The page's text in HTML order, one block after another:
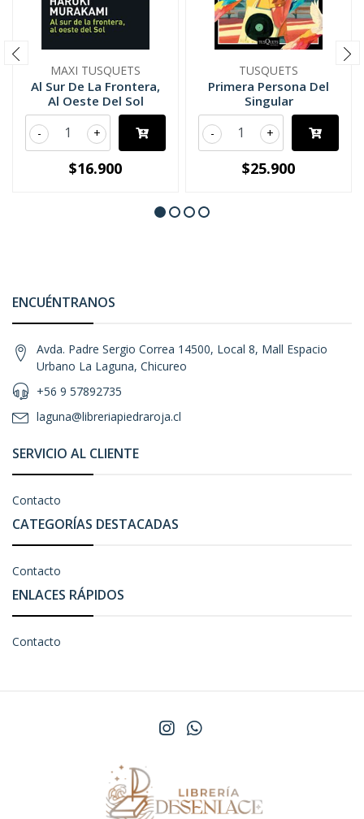
MAXI TUSQUETS
Al Sur De La Frontera,
Al Oeste Del Sol
+
-
$16.900
TUSQUETS
Primera Persona Del
Singular
+
-
$25.900
ENCUÉNTRANOS
Avda. Padre Sergio Correa 14500, Local 8, Mall Espacio
Urbano La Laguna, Chicureo
+56 9 57892735
laguna@libreriapiedraroja.cl
SERVICIO AL CLIENTE
Contacto
CATEGORÍAS DESTACADAS
Contacto
ENLACES RÁPIDOS
Contacto